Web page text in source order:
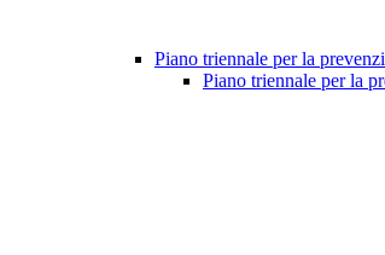
Piano triennale per la
Piano triennale per la